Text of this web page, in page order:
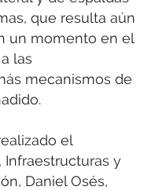
que resulta aún
un momento en el
las
mecanismos de
el
y
Daniel Osés,